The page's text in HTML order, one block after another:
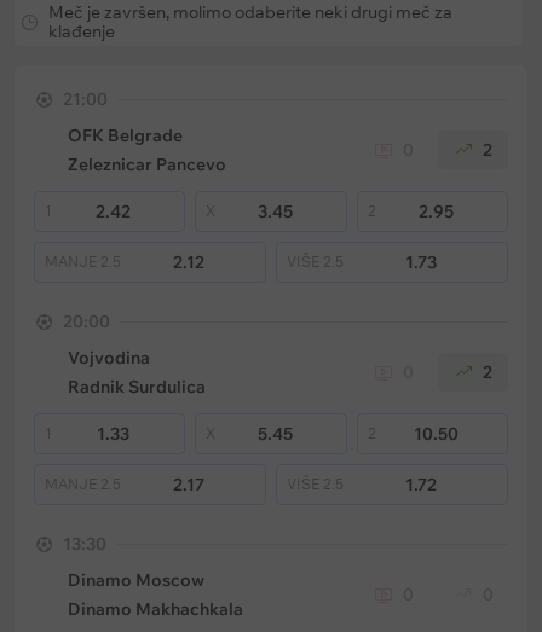
Meč je završen, molimo odaberite neki drugi meč za
klađenje
21:00
OFK Belgrade
Zeleznicar Pancevo
2
1 2.42 3.45 2 2.95
MANJE 2.5 2.12 VIŠE 2.5 1.73
20:00
Vojvodina
Radnik Surdulica
2
1 1.33 5.45 2 10.50
MANJE 2.5 2.17 VIŠE 2.5 1.72
13:30
Dinamo Moscow
Dinamo Makhachkala